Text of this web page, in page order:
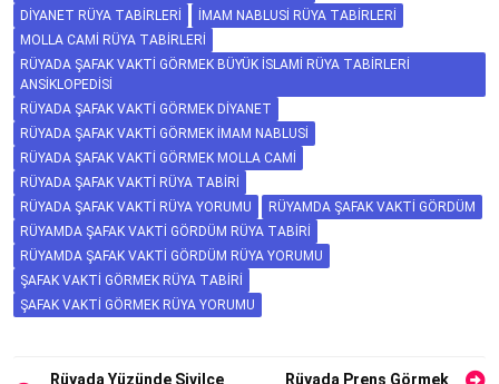
DIYANET RÜYA TABIRLERI
İMAM NABLUSI RÜYA TABIRLERI
MOLLA CAMI RÜYA TABIRLERI
RÜYADA ŞAFAK VAKTI GÖRMEK BÜYÜK İSLAMI RÜYA TABIRLERI
ANSIKLOPEDISI
RÜYADA ŞAFAK VAKTI GÖRMEK DIYANET
RÜYADA ŞAFAK VAKTI GÖRMEK İMAM NABLUSI
RÜYADA ŞAFAK VAKTI GÖRMEK MOLLA CAMI
RÜYADA ŞAFAK VAKTI RÜYA TABIRI
RÜYADA ŞAFAK VAKTI RÜYA YORUMU
RÜYAMDA ŞAFAK VAKTI GÖRDÜM
RÜYAMDA ŞAFAK VAKTI GÖRDÜM RÜYA TABIRI
RÜYAMDA ŞAFAK VAKTI GÖRDÜM RÜYA YORUMU
ŞAFAK VAKTI GÖRMEK RÜYA TABIRI
ŞAFAK VAKTI GÖRMEK RÜYA YORUMU
Rüyada Yüzünde Sivilce
Rüyada Prens Görmek